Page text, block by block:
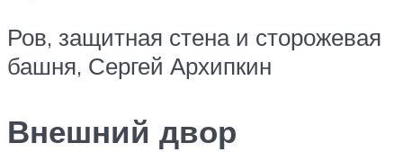
Ров, защитная стена и сторожевая
башня, Сергей Архипкин
Внешний двор